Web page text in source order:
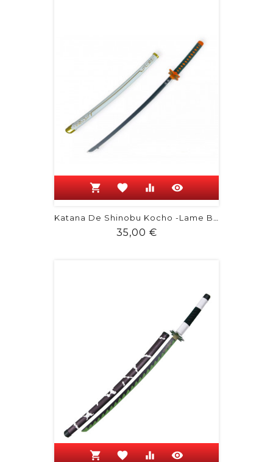
shopping_cart favorite equalizer visibility
Katana De Shinobu Kocho -Lame Bois -...
35,00 €Prix
shopping_cart favorite equalizer visibility